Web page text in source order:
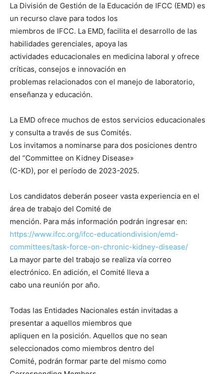
La División de Gestión de la Educación de IFCC (EMD) es
un recurso clave para todos los
miembros de IFCC. La EMD, facilita el desarrollo de las
habilidades gerenciales, apoya las
actividades educacionales en medicina laboral y ofrece
críticas, consejos e innovación en
problemas relacionados con el manejo de laboratorio,
enseñanza y educación.
La EMD ofrece muchos de estos servicios educacionales
y consulta a través de sus Comités.
Los invitamos a nominarse para dos posiciones dentro
del “Committee on Kidney Disease»
(C-KD), por el período de 2023-2025.
Los candidatos deberán poseer vasta experiencia en el
área de trabajo del Comité de
mención. Para más información podrán ingresar en:
https://www.ifcc.org/ifcc-educationdivision/emd-
committees/task-force-on-chronic-kidney-disease/
La mayor parte del trabajo se realiza vía correo
electrónico. En adición, el Comité lleva a
cabo una reunión por año.
Todas las Entidades Nacionales están invitadas a
presentar a aquellos miembros que
apliquen en la posición. Aquellos que no sean
seleccionados como miembros dentro del
Comité, podrán formar parte del mismo como